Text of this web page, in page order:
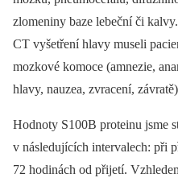
zlomeniny baze lebeční či
CT vyšetření hlavy museli
mozkové komoce (amnezie,
hlavy, nauzea, zvracení,
Hodnoty S100B proteinu jsme
v následujících intervalech: při
72 hodinách od přijetí.